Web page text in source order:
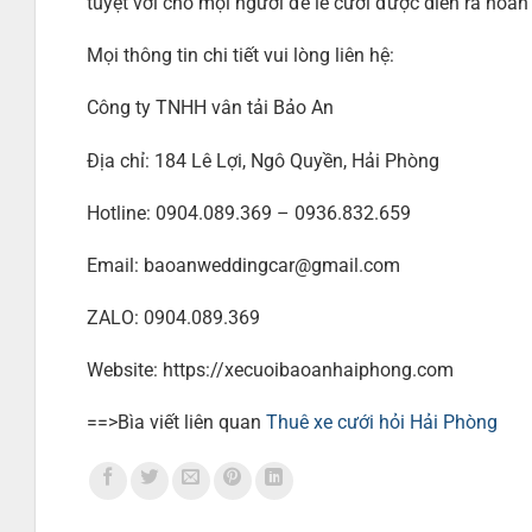
Mọi thông tin chi tiết vui lòng liên hệ:
Công ty TNHH vân tải Bảo An
Địa chỉ: 184 Lê Lợi, Ngô Quyền, Hải Phòng
Hotline: 0904.089.369 – 0936.832.659
Email: baoanweddingcar@gmail.com
ZALO: 0904.089.369
Website: https://xecuoibaoanhaiphong.com
==>Bìa viết liên quanThuê xe cưới hỏi Hải Phòng